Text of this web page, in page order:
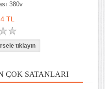
380v
TL
ÇOK SATANLARI